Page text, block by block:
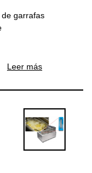
garrafas
Leer más